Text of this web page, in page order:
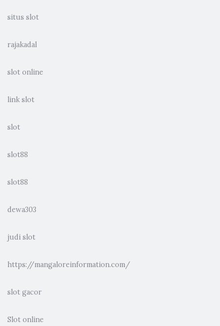
situs slot
rajakadal
slot online
link slot
slot
slot88
slot88
dewa303
judi slot
https://mangaloreinformation.com/
slot gacor
Slot online